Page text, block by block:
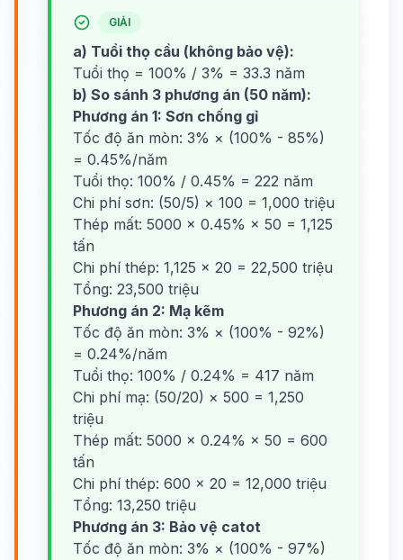
GIẢI
a) Tuổi thọ cầu (không bảo vệ):
Tuổi thọ = 100% / 3% = 33.3 năm
b) So sánh 3 phương án (50 năm):
Phương án 1: Sơn chống gỉ
Tốc độ ăn mòn: 3% × (100% - 85%)
= 0.45%/năm
Tuổi thọ: 100% / 0.45% = 222 năm
Chi phí sơn: (50/5) × 100 = 1,000 triệu
Thép mất: 5000 × 0.45% × 50 = 1,125
tấn
Chi phí thép: 1,125 × 20 = 22,500 triệu
Tổng: 23,500 triệu
Phương án 2: Mạ kẽm
Tốc độ ăn mòn: 3% × (100% - 92%)
= 0.24%/năm
Tuổi thọ: 100% / 0.24% = 417 năm
Chi phí mạ: (50/20) × 500 = 1,250
triệu
Thép mất: 5000 × 0.24% × 50 = 600
tấn
Chi phí thép: 600 × 20 = 12,000 triệu
Tổng: 13,250 triệu
Phương án 3: Bảo vệ catot
Tốc độ ăn mòn: 3% × (100% - 97%)